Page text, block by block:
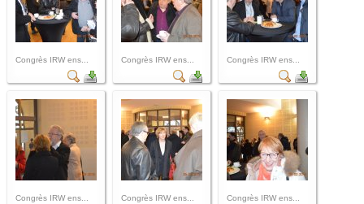
Congrès IRW ens... Congrès IRW ens... Congrès IRW ens...
Congrès IRW ens... Congrès IRW ens... Congrès IRW ens...